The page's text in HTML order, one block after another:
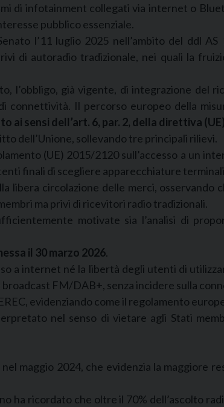
di infotainment collegati via internet o
pubblico essenziale.
l’11 luglio 2025 nell’ambito del ddl
di autoradio tradizionale, nei quali la
l’obbligo, già vigente, di integrazione del
connettività. Il percorso europeo della
ai sensi dell’art. 6, par. 2, della direttiva
dell’Unione, sollevando tre principali rilievi.
(UE) 2015/2120 sull’accesso a un
finali di scegliere apparecchiature
libera circolazione delle merci, osservando
ma privi di ricevitori radio tradizionali.
motivate sia l’analisi di
il 30 marzo 2026.
a internet né la libertà degli utenti di
FM/DAB+, senza incidere sulla
evidenziando come il regolamento
nel senso di vietare agli Stati
maggio 2024, che evidenzia la maggiore
ha ricordato che oltre il 70% dell’ascolto